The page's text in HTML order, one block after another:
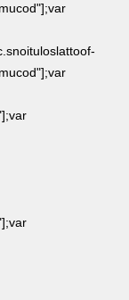
toof-